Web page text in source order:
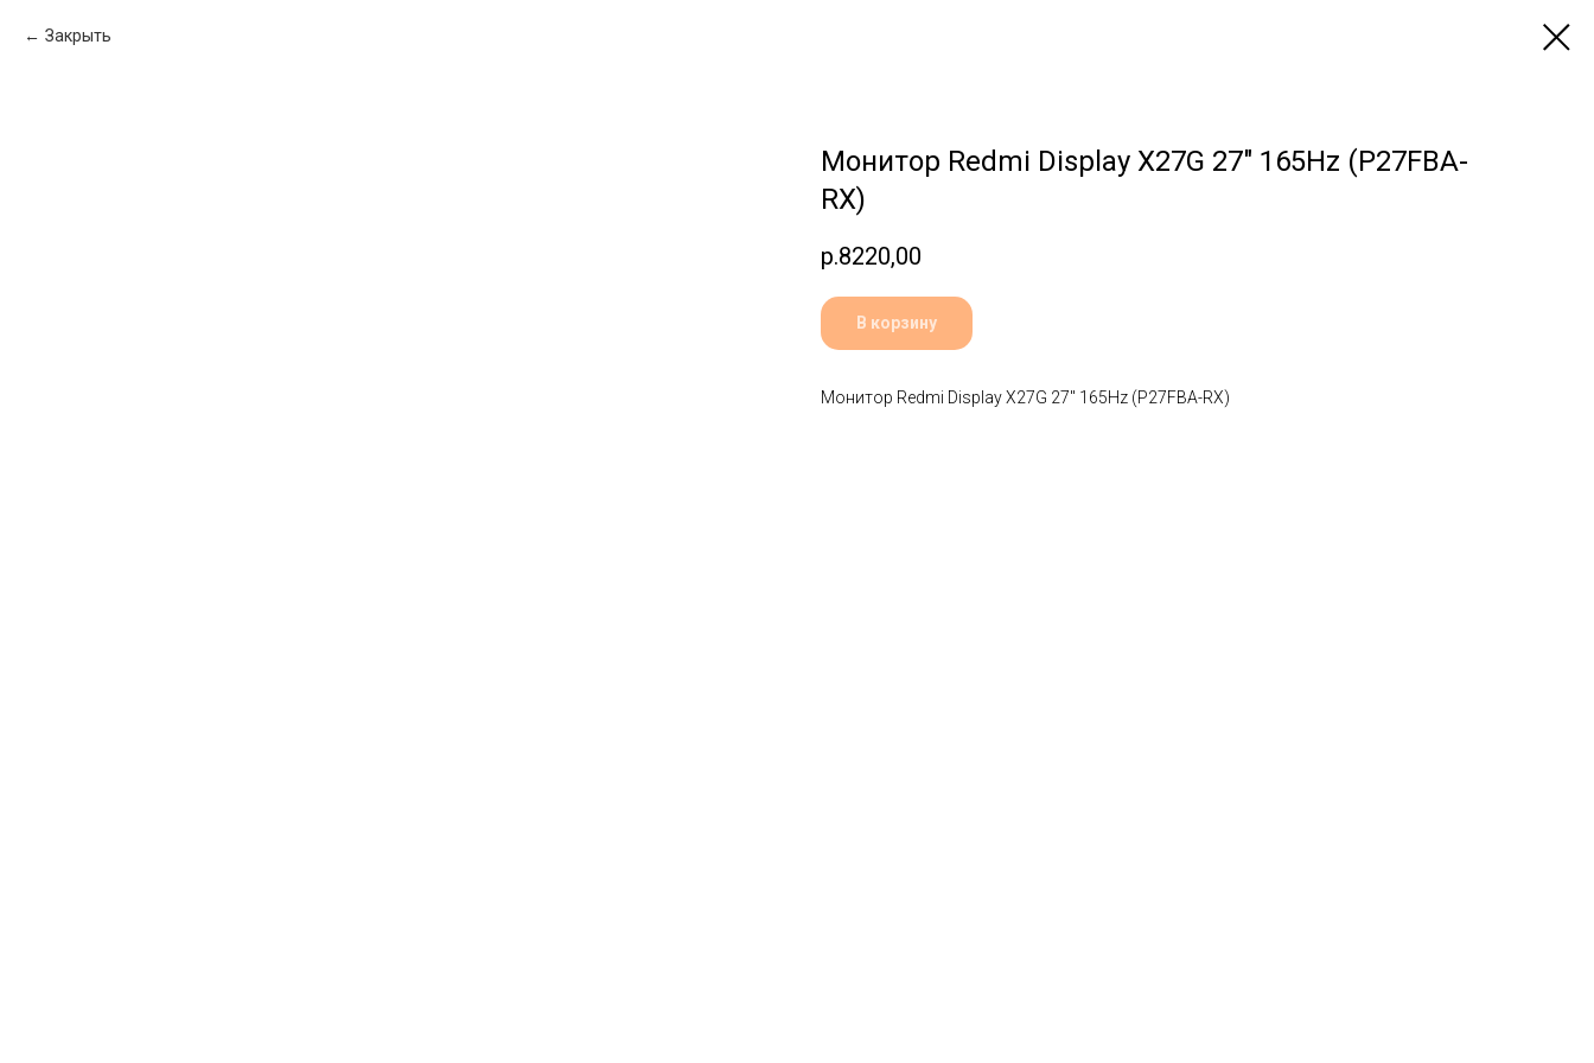
Закрыть
Монитор Redmi Display X27G 27" 165Hz (P27FBA-
RX)
р.8220,00
В корзину
Монитор Redmi Display X27G 27" 165Hz (P27FBA-RX)